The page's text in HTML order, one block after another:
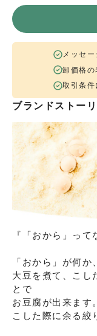
メッセ
卸価格
取引条
ブランドストー
『「おから」って
「おから」が何
⼤⾖を煮て、こし
とで
お豆腐が出来ます。
こした際に余る絞